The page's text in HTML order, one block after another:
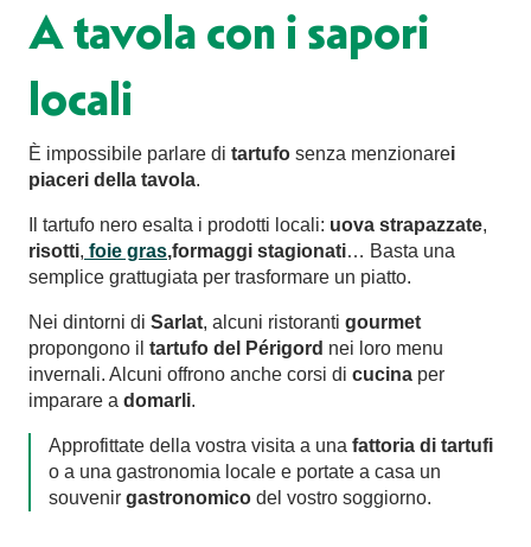
A tavola con i sapori
locali
È impossibile parlare di tartufo senza menzionarei
piaceri della tavola.
Il tartufo nero esalta i prodotti locali: uova strapazzate,
risotti, foie gras,formaggi stagionati… Basta una
semplice grattugiata per trasformare un piatto.
Nei dintorni di Sarlat, alcuni ristoranti gourmet
propongono il tartufo del Périgord nei loro menu
invernali. Alcuni offrono anche corsi di cucina per
imparare a domarli.
Approfittate della vostra visita a una fattoria di tartufi
o a una gastronomia locale e portate a casa un
souvenir gastronomico del vostro soggiorno.